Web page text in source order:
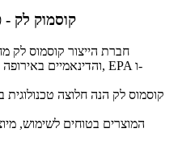
קוסמוק לק -
חברת הייצור קוסמוס לק
והדינאמיים באירופה ומצייתים לכל תקנות האיחוד האירופי, EPA ו-
קוסמוס לק הנה חלוצה
המוצרים בטוחים לשימוש,